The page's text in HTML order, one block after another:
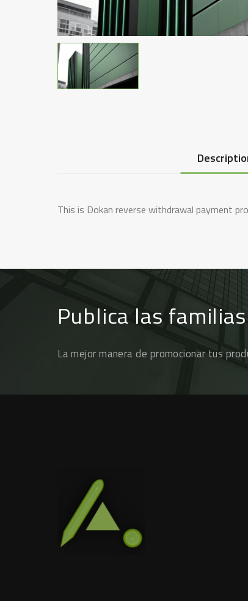
This is Dokan reverse withdrawal payment
Publica las
La mejor manera de promocionar tus